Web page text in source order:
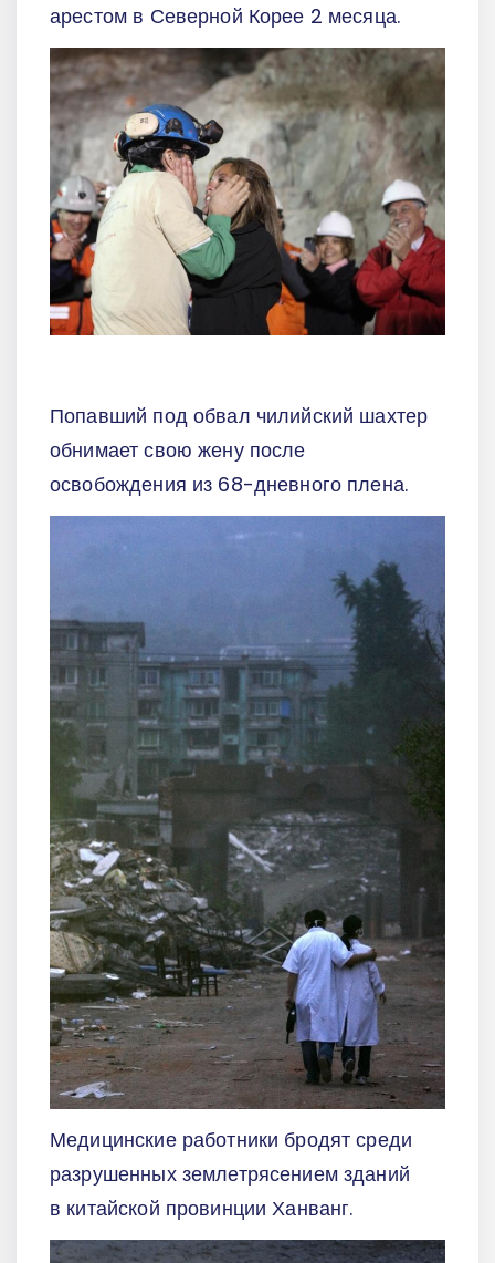
арестом в Северной Корее 2 месяца.
Попавший под обвал чилийский шахтер
обнимает свою жену после
освобождения из 68-дневного плена.
Медицинские работники бродят среди
разрушенных землетрясением зданий
в китайской провинции Ханванг.